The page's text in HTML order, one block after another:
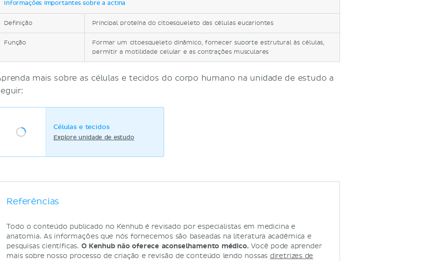
Informações importantes sobre a actina
Definição Principal proteína do citoesqueleto das células eucariontes
Função
Formar um citoesqueleto dinâmico, fornecer suporte estrutural às células,
permitir a motilidade celular e as contrações musculares
mais sobre as células e tecidos do corpo humano na unidade de estudo a
Células e tecidos
Explore unidade de estudo
Referências
Todo o conteúdo publicado no Kenhub é revisado por especialistas em medicina e
anatomia. As informações que nós fornecemos são baseadas na literatura acadêmica e
pesquisas científicas. O Kenhub não oferece aconselhamento médico. Você pode aprender
mais sobre nosso processo de criação e revisão de conteúdo lendo nossas diretrizes de